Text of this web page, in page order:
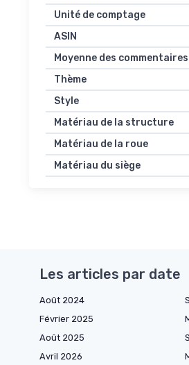
Unité de comptage
ASIN
Moyenne des
Thème
Style
Matériau de la structure
Matériau de la roue
Matériau du siège
Les articles par date
Août 2024
Février 2025
Août 2025
Avril 2026